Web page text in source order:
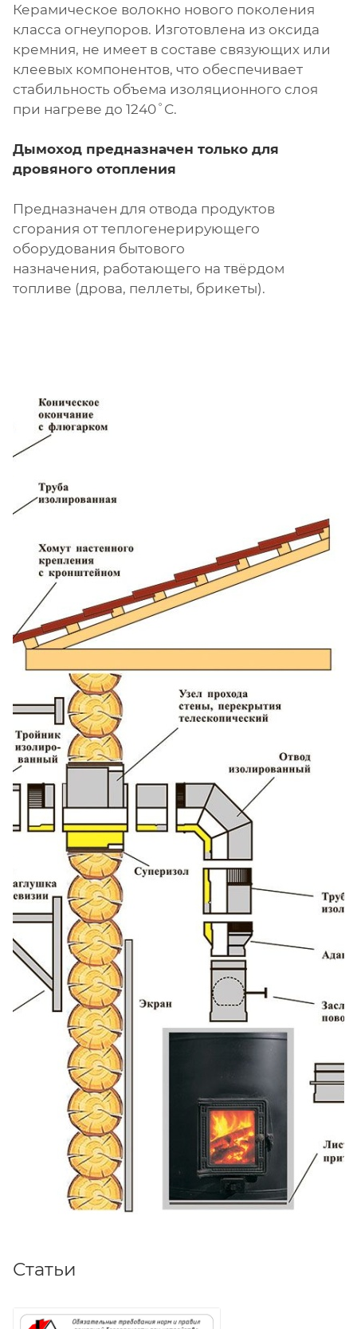
Керамическое волокно нового поколения
класса огнеупоров. Изготовлена из оксида
кремния, не имеет в составе связующих или
клеевых компонентов, что обеспечивает
стабильность объема изоляционного слоя
при нагреве до 1240˚С.
Дымоход предназначен только для
дровяного отопления
Предназначен для отвода продуктов
сгорания от теплогенерирующего
оборудования бытового
назначения, работающего на твёрдом
топливе (дрова, пеллеты, брикеты).
Статьи